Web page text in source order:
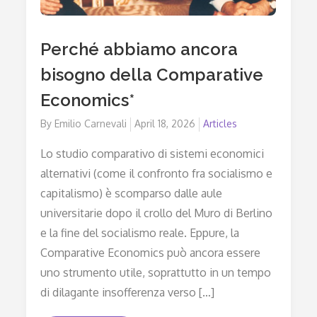
Perché abbiamo ancora
bisogno della Comparative
Economics*
By Emilio Carnevali
Posted
April 18, 2026 Articles
Lo studio comparativo di sistemi economici
alternativi (come il confronto fra socialismo e
capitalismo) è scomparso dalle aule
universitarie dopo il crollo del Muro di Berlino
e la fine del socialismo reale. Eppure, la
Comparative Economics può ancora essere
uno strumento utile, soprattutto in un tempo
di dilagante insofferenza verso […]